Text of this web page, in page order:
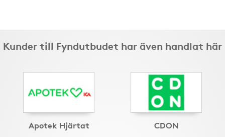
Kunder till Fyndutbudet har även handlat här
Apotek Hjärtat CDON